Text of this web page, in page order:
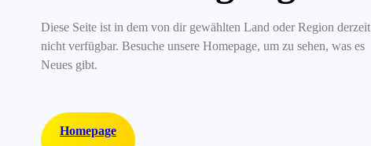
Diese Seite ist in dem von dir gewählten Land oder Region derzeit
nicht verfügbar. Besuche unsere Homepage, um zu sehen, was es
Neues gibt.
Homepage